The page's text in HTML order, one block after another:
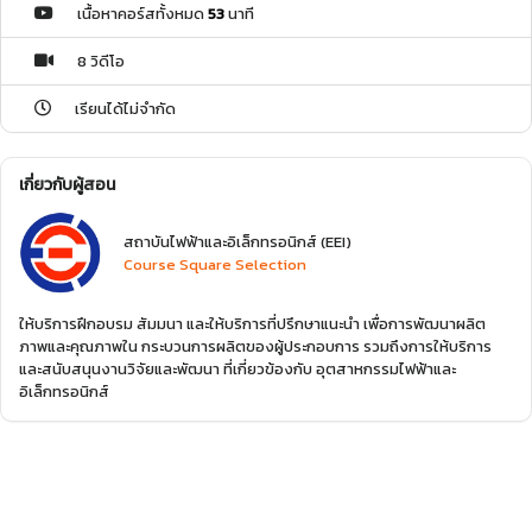
เนื้อหาคอร์สทั้งหมด53นาที
8 วิดีโอ
เรียนได้ไม่จำกัด
เกี่ยวกับผู้สอน
สถาบันไฟฟ้าและอิเล็กทรอนิกส์ (EEI)
Course Square Selection
ให้บริการฝึกอบรม สัมมนา และให้บริการที่ปรึกษาแนะนำ เพื่อการพัฒนาผลิต
ภาพและคุณภาพใน กระบวนการผลิตของผู้ประกอบการ รวมถึงการให้บริการ
และสนับสนุนงานวิจัยและพัฒนา ที่เกี่ยวข้องกับ อุตสาหกรรมไฟฟ้าและ
อิเล็กทรอนิกส์